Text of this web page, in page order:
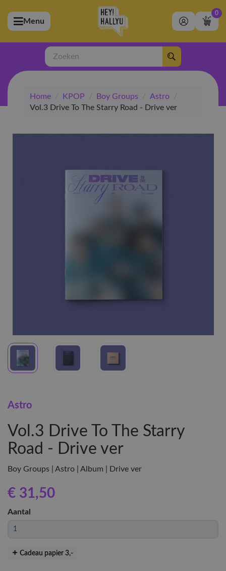
(Artiesten)
(Merchandise)
(Exclusive)
(Winkel)
Menu
0
Zoeken
Home / KPOP / Boy Groups / Astro
/
Vol.3 Drive To The Starry Road - Drive ver
Astro
Vol.3 Drive To The Starry
Road - Drive ver
Boy Groups | Astro | Album | Drive ver
€ 31,50
Aantal
Cadeau papier 3,-